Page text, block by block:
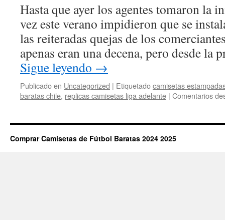
Hasta que ayer los agentes tomaron la
vez este verano impidieron que se
las reiteradas quejas de los
apenas eran una decena, pero desde
Sigue leyendo →
Publicado en Uncategorized | Etiquetadocamisetas
baratas chile, replicas camisetas liga adelante | Comentarios
Comprar Camisetas de Fútbol Baratas 2024 2025